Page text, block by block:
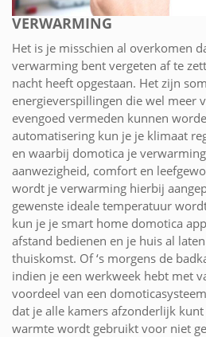
VERWARMING
Het is je misschien al overkomen
verwarming bent vergeten af te
nacht heeft opgestaan. Het zijn
energieverspillingen die wel meer
evengoed vermeden kunnen
automatisering kun je je klimaat
en waarbij domotica je
aanwezigheid, comfort en
wordt je verwarming hierbij
gewenste ideale temperatuur
kun je je smart home domotica
afstand bedienen en je huis al
thuiskomst. Of ‘s morgens de
indien je een werkweek hebt met
voordeel van een
dat je alle kamers afzonderlijk
warmte wordt gebruikt voor niet